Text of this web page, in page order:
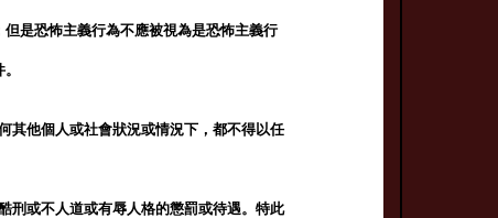
但是恐怖主義行為不應被視為是恐怖主義行
其他個人或社會狀況或情況下，都不得以任
刑或不人道或有辱人格的懲罰或待遇。特此